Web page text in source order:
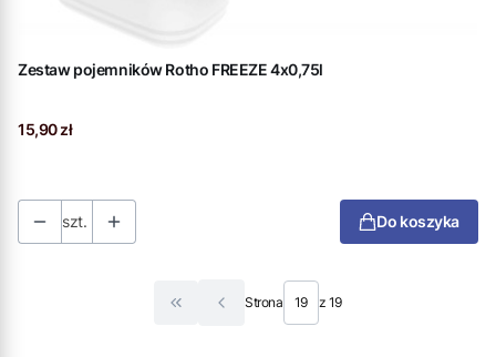
Zestaw pojemników Rotho FREEZE 4x0,75l
Cena
15,90 zł
szt. Do koszyka
Wróć do pierwszej strony z produktami
Strona z 19